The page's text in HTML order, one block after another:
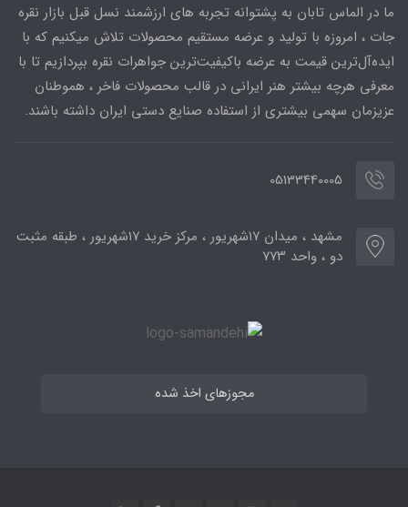
ما در الماس تابان به پشتوانه تجربه های ارزشمند نسل قبل بازار نقره
جات ، امروزه با تولید و عرضه مستقیم محصولات تلاش میکنیم که با
ایده‌آل‌ترین قیمت به عرضه باکیفیت‌ترین جواهرات نقره بپردازیم تا با
معرفی هرچه بیشتر هنر ایرانی در قالب محصولات فاخر ، هموطنان
عزیزمان سهمی بیشتری از استفاده صنایع دستی ایران داشته باشند.
05133440005
مشهد ، میدان ۱۷شهریور ، مرکز خرید ۱۷شهریور ، طبقه مثبت
دو ، واحد ۷۷۳
مجوزهای اخذ شده